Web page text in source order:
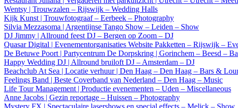
Wentsy | Trouwzalen – Rijswijk – Wedding Halls
Kijk Kunst | Trouwfotograaf – Eerbeek – Photography
Silvia Mezzasoma | Argentijnse Tango Show – Leiden – Show
DJ Jimmy | Allround feest DJ – Bergen op Zoom – DJ
Quasar Digital | Evenementorganisaties Website Pakketten – Rijswijk –
De Betuwe Poort | Partycentrum De Dorpskring | Gorinchem – Beesd –
Happy Wedding DJ | Allround bruiloft DJ – Amsterdam – DJ
Beachclub At Sea | Locatie verhuur | Den Haag – Den Haag – Bars &
Feelings Band | Beste Coverband van Nederland – Den Haag – Music
Life Tour Management | Productie evenementen – Uden – Miscellaneous
Anne Jacobs | Gezin reportage – Huissen – Photography